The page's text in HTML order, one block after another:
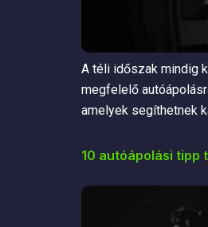
A téli időszak mindig
megfelelő
amelyek segíthetnek
10 autóápolási tipp